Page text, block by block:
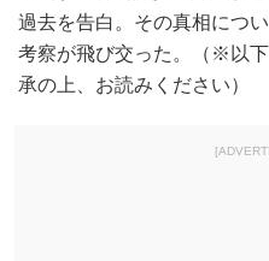
過去を告白。その真相につ
考察が飛び交った。（※以
承の上、お読みください）